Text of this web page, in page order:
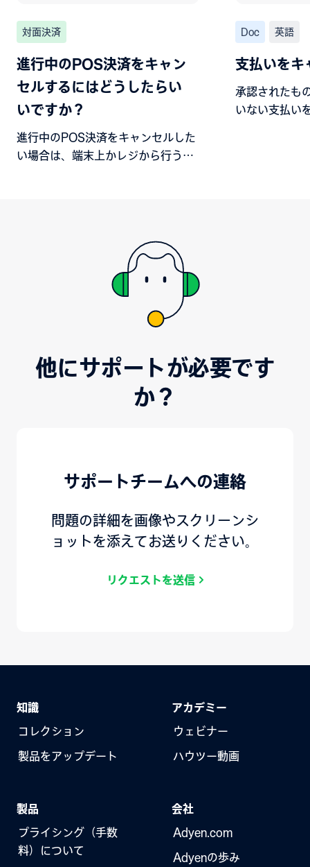
対面決済
進行中のPOS決済をキャン
セルするにはどうしたらい
いですか？
進行中のPOS決済をキャンセルした
い場合は、端末上かレジから行うこ
Doc 英語
支払いをキ
承認されたも
いない支払い
他にサポートが必要です
か？
サポートチームへの連絡
問題の詳細を画像やスクリーンシ
ョットを添えてお送りください。
リクエストを送信
知識
コレクション
製品をアップデート
アカデミー
ウェビナー
ハウツー動画
製品
プライシング（手数
料）について
会社
Adyen.com
Adyenの歩み